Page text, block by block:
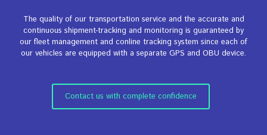
The quality of our transportation service and the accurate and
continuous shipment-tracking and monitoring is guaranteed by
our fleet management and conline tracking system since each of
our vehicles are equipped with a separate GPS and OBU device.
Contact us with complete confidence